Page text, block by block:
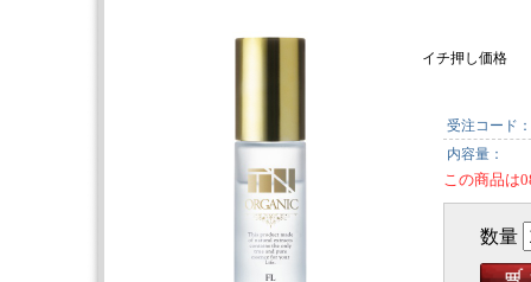
イチ押し価格
受注コード：
内容量：
この商品は
数量